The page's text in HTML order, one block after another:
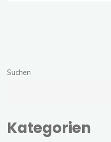
Suchen
Kategorien